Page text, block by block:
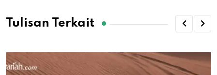
Tulisan Terkait